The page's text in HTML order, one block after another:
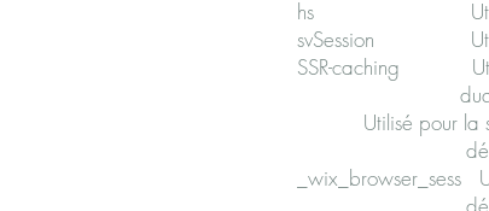
hs Utilisé
svSession
SSR-caching
duquel le
Utilisé pour la
_wix_browser_sess